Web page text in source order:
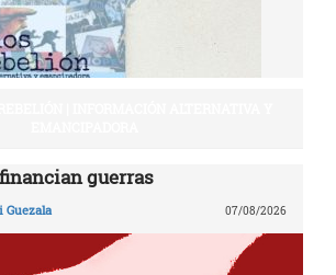
guerras
Guezala 07/08/2026